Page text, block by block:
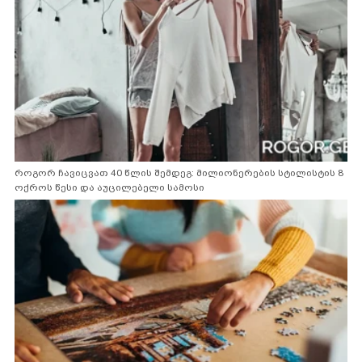
როგორ ჩავიცვათ 40 წლის შემდეგ: მილიონერების სტილისტის 8
ოქროს წესი და აუცილებელი სამოსი